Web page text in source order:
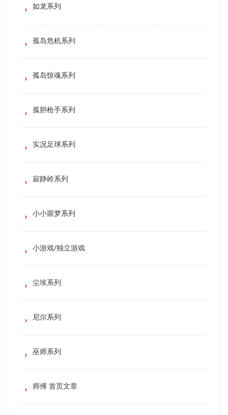
如龙系列
孤岛危机系列
孤岛惊魂系列
孤胆枪手系列
实况足球系列
寂静岭系列
小小噩梦系列
小游戏/独立游戏
尘埃系列
尼尔系列
巫师系列
师傅 首页文章